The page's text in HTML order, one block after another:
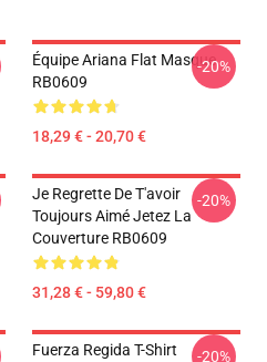
Équipe Ariana Flat Masque
RB0609
18,29 € - 20,70 €
-20%
Je Regrette De T'avoir
Toujours Aimé Jetez La
Couverture RB0609
31,28 € - 59,80 €
-20%
Fuerza Regida T-Shirt
-20%